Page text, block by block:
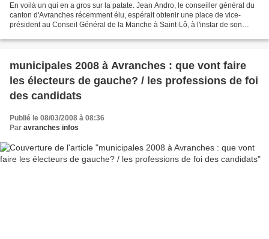
En voilà un qui en a gros sur la patate. Jean Andro, le conseiller général du
canton d'Avranches récemment élu, espérait obtenir une place de vice-
président au Conseil Général de la Manche à Saint-Lô, à l'instar de son
municipales 2008 à Avranches : que vont faire
les électeurs de gauche? / les professions de foi
des candidats
Publié le 08/03/2008 à 08:36
Par avranches infos